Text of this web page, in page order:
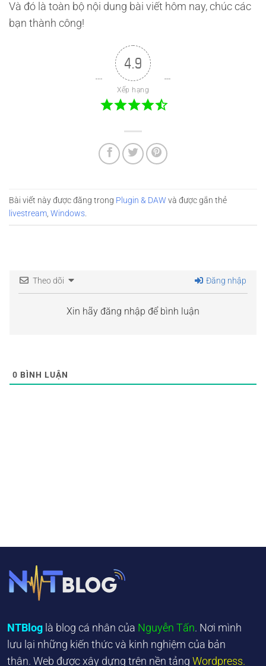
Và đó là toàn bộ nội dung bài viết hôm nay, chúc các
bạn thành công!
4.9
Xếp hạng
Bài viết này được đăng trong Plugin & DAW và được gắn thẻ
livestream Windows
Theo dõi Đăng nhập
Xin hãy đăng nhập để bình luận
0 BÌNH LUẬN
NTBlog là blog cá nhân của Nguyễn Tấn. Nơi mình
lưu lại những kiến thức và kinh nghiệm của bản
thân. Web được xây dựng trên nền tảng Wordpress.